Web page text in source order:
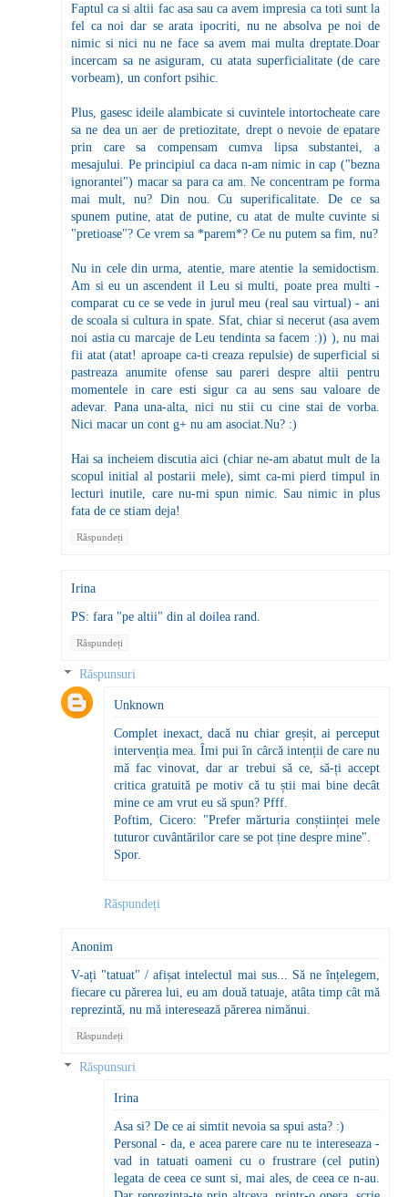
Faptul ca si altii fac asa sau ca avem impresia ca toti sunt la
fel ca noi dar se arata ipocriti, nu ne absolva pe noi de
nimic si nici nu ne face sa avem mai multa dreptate.Doar
incercam sa ne asiguram, cu atata superficialitate (de care
vorbeam), un confort psihic.
Plus, gasesc ideile alambicate si cuvintele intortocheate care
sa ne dea un aer de pretiozitate, drept o nevoie de epatare
prin care sa compensam cumva lipsa substantei, a
mesajului. Pe principiul ca daca n-am nimic in cap ("bezna
ignorantei") macar sa para ca am. Ne concentram pe forma
mai mult, nu? Din nou. Cu superificalitate. De ce sa
spunem putine, atat de putine, cu atat de multe cuvinte si
"pretioase"? Ce vrem sa *parem*? Ce nu putem sa fim, nu?
Nu in cele din urma, atentie, mare atentie la semidoctism.
Am si eu un ascendent il Leu si multi, poate prea multi -
comparat cu ce se vede in jurul meu (real sau virtual) - ani
de scoala si cultura in spate. Sfat, chiar si necerut (asa avem
noi astia cu marcaje de Leu tendinta sa facem :)) ), nu mai
fii atat (atat! aproape ca-ti creaza repulsie) de superficial si
pastreaza anumite ofense sau pareri despre altii pentru
momentele in care esti sigur ca au sens sau valoare de
adevar. Pana una-alta, nici nu stii cu cine stai de vorba.
Nici macar un cont g+ nu am asociat.Nu? :)
Hai sa incheiem discutia aici (chiar ne-am abatut mult de la
scopul initial al postarii mele), simt ca-mi pierd timpul in
lecturi inutile, care nu-mi spun nimic. Sau nimic in plus
fata de ce stiam deja!
Răspundeți
Irina
PS: fara "pe altii" din al doilea rand.
Răspundeți
Răspunsuri
Unknown
Complet inexact, dacă nu chiar greșit, ai perceput
intervenția mea. Îmi pui în cârcă intenții de care nu
mă fac vinovat, dar ar trebui să ce, să-ți accept
critica gratuită pe motiv că tu știi mai bine decât
mine ce am vrut eu să spun? Pfff.
Poftim, Cicero: "Prefer mărturia conștiinței mele
tuturor cuvântărilor care se pot ține despre mine".
Spor.
Răspundeți
Anonim
V-ați "tatuat" / afișat intelectul mai sus... Să ne înțelegem,
fiecare cu părerea lui, eu am două tatuaje, atâta timp cât mă
reprezintă, nu mă interesează părerea nimănui.
Răspundeți
Răspunsuri
Irina
Asa si? De ce ai simtit nevoia sa spui asta? :)
Personal - da, e acea parere care nu te intereseaza -
vad in tatuati oameni cu o frustrare (cel putin)
legata de ceea ce sunt si, mai ales, de ceea ce n-au.